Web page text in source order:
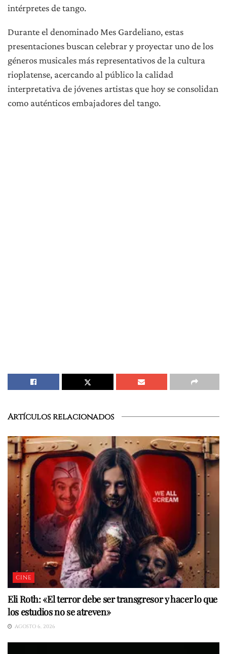
intérpretes de tango.
Durante el denominado Mes Gardeliano, estas
presentaciones buscan celebrar y proyectar uno de los
géneros musicales más representativos de la cultura
rioplatense, acercando al público la calidad
interpretativa de jóvenes artistas que hoy se consolidan
como auténticos embajadores del tango.
Artículos relacionados
CINE
Eli Roth: «El terror debe ser transgresor y hacer lo que
los estudios no se atreven»
AGOSTO 6, 2026